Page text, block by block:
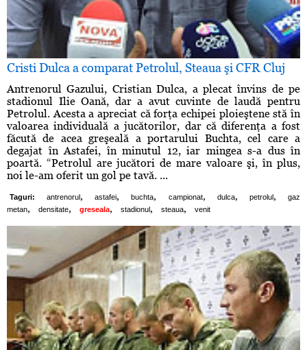
Cristi Dulca a comparat Petrolul, Steaua şi CFR Cluj
Antrenorul Gazului, Cristian Dulca, a plecat învins de pe
stadionul Ilie Oană, dar a avut cuvinte de laudă pentru
Petrolul. Acesta a apreciat că forţa echipei ploieştene stă în
valoarea individuală a jucătorilor, dar că diferenţa a fost
făcută de acea greşeală a portarului Buchta, cel care a
degajat în Astafei, în minutul 12, iar mingea s-a dus în
poartă. “Petrolul are jucători de mare valoare şi, în plus,
noi le-am oferit un gol pe tavă. ...
Taguri: antrenorul , astafei, buchta, campionat, dulca, petrolul,
gaz
metan, densitate, greseala, stadionul , steaua, venit